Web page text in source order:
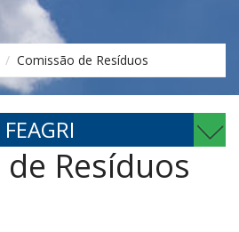
Comissão de Resíduos
FEAGRI
Resíduos